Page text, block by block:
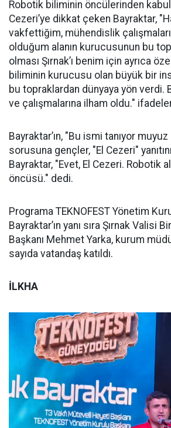
Robotik biliminin öncülerinden kabul
Cezeri’ye dikkat çeken Bayraktar,
vakfettiğim, mühendislik
olduğum alanın kurucusunun bu
olması Şırnak’ı benim için ayrıca
biliminin kurucusu olan büyük bir
bu topraklardan dünyaya yön verdi.
ve çalışmalarına ilham oldu."
Bayraktar’ın, "Bu ismi tanıyor
sorusuna gençler, "El Cezeri"
Bayraktar, "Evet, El Cezeri. Robotik
öncüsü." dedi.
Programa TEKNOFEST Yönetim
Bayraktar’ın yanı sıra Şırnak Valisi
Başkanı Mehmet Yarka, kurum
sayıda vatandaş katıldı.
İLKHA